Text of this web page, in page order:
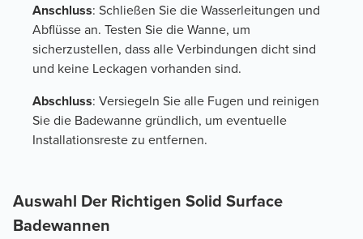
Anschluss: Schließen Sie die Wasserleitungen und
Abflüsse an. Testen Sie die Wanne, um
sicherzustellen, dass alle Verbindungen dicht sind
und keine Leckagen vorhanden sind.
Abschluss: Versiegeln Sie alle Fugen und reinigen
Sie die Badewanne gründlich, um eventuelle
Installationsreste zu entfernen.
Auswahl Der Richtigen Solid Surface
Badewannen